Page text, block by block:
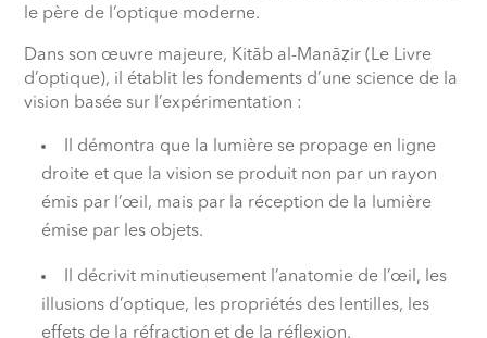
le père de l’optique moderne.
Dans son œuvre majeure, Kitāb al-Manāẓir (Le Livre
d’optique), il établit les fondements d’une science de la
vision basée sur l’expérimentation :
Il démontra que la lumière se propage en ligne
droite et que la vision se produit non par un rayon
émis par l’œil, mais par la réception de la lumière
émise par les objets.
Il décrivit minutieusement l’anatomie de l’œil, les
illusions d’optique, les propriétés des lentilles, les
effets de la réfraction et de la réflexion.